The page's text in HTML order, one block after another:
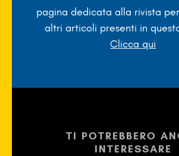
pagina dedicata alla rivista
altri articoli presenti in
Clicca qui
TI POTREBBERO
INTERESSARE